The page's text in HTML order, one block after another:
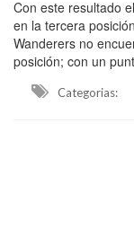
Con este resultado
en la tercera
Wanderers no
posición; con un
Categorias: